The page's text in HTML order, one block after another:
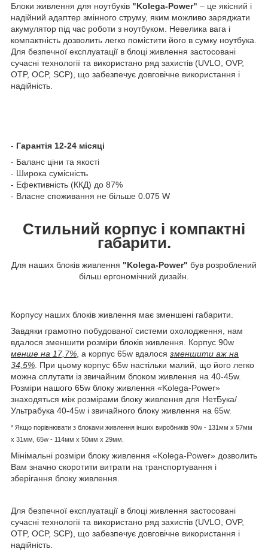
Блоки живлення для ноутбуків "Kolega-Power" – це якісний і
надійний адаптер змінного струму, яким можливо заряджати
акумулятор під час роботи з ноутбуком. Невелика вага і
компактність дозволить легко помістити його в сумку ноутбука.
Для безпечної експлуатації в блоці живлення застосовані
сучасні технології та використано ряд захистів (UVLO, OVP,
OTP, OCP, SCP), що забезпечує довговічне використання і
надійність.
- Гарантія 12-24 місяці
- Баланс ціни та якості
- Широка сумісність
- Ефективність (ККД) до 87%
- Власне споживання не більше 0.075 W
Стильний корпус і компактні
габарити.
Для наших блоків живлення "Kolega-Power" був розроблений
більш ергономічний дизайн.
Корпусу наших блоків живлення має зменшені габарити.
Завдяки грамотно побудованої системи охолодження, нам
вдалося зменшити розміри блоків живлення. Корпус 90w
менше на 17,7% , а корпус 65w вдалося зменшити аж на
34,5% . При цьому корпус 65w настільки малий, що його легко
можна сплутати із звичайним блоком живлення на 40-45w.
Розміри нашого 65w блоку живлення «Kolega-Power»
знаходяться між розмірами блоку живлення для НетБука/
Ультрабука 40-45w і звичайного блоку живлення на 65w.
* Якщо порівнювати з блоками живлення інших виробників 90w - 131мм x 57мм
x 31мм, 65w - 114мм х 50мм x 29мм.
Мінімальні розміри блоку живлення «Kolega-Power» дозволить
Вам значно скоротити витрати на транспортування і
зберігання блоку живлення.
Для безпечної експлуатації в блоці живлення застосовані
сучасні технології та використано ряд захистів (UVLO, OVP,
OTP, OCP, SCP), що забезпечує довговічне використання і
надійність.